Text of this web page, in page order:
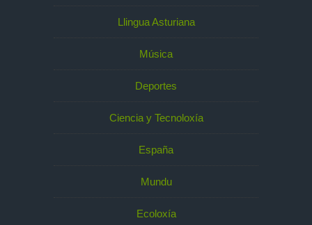
Llingua Asturiana
Música
Deportes
Ciencia y Tecnoloxía
España
Mundu
Ecoloxía